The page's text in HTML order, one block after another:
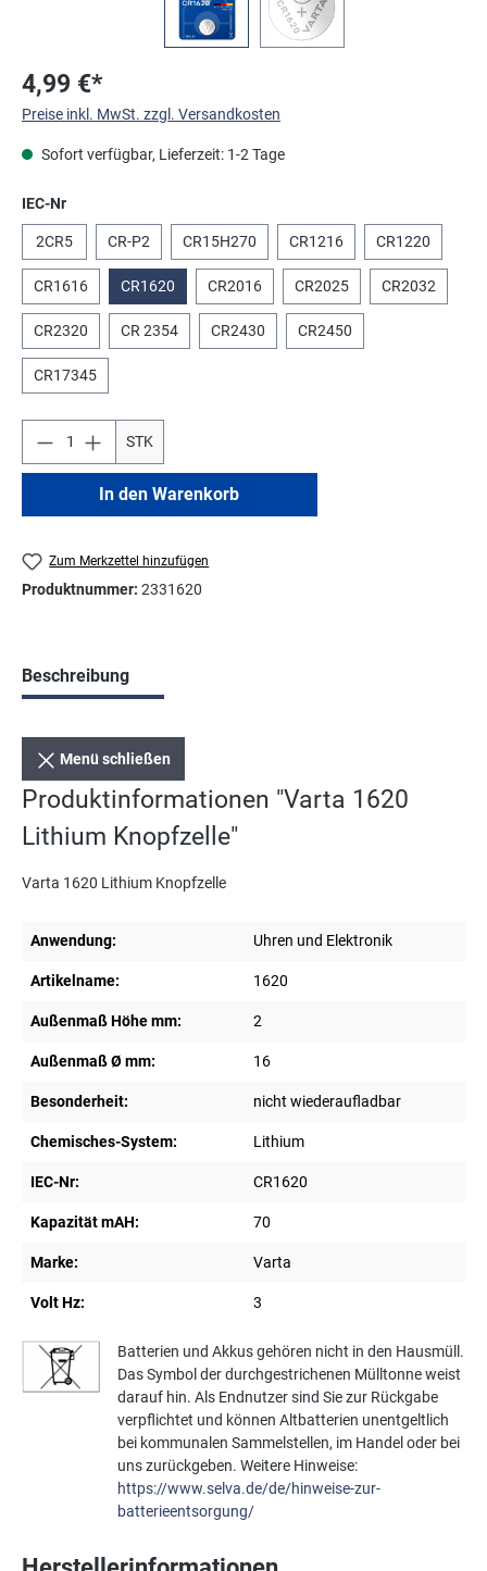
4,99 €*
Preise inkl. MwSt. zzgl. Versandkosten
Sofort verfügbar, Lieferzeit: 1-2 Tage
IEC-Nrauswählen
2CR5 CR-P2 CR15H270 CR1216 CR1220
CR1616 CR1620 CR2016 CR2025 CR2032
CR2320 CR 2354 CR2430 CR2450
CR17345
STK
In den Warenkorb
Zum Merkzettel hinzufügen
Produktnummer: 2331620
Beschreibung
Menü schließen
Produktinformationen "Varta 1620
Lithium Knopfzelle"
Varta 1620 Lithium Knopfzelle
Anwendung: Uhren und Elektronik
Artikelname: 1620
Außenmaß Höhe mm: 2
Außenmaß Ø mm: 16
Besonderheit: nicht wiederaufladbar
Chemisches-System: Lithium
IEC-Nr: CR1620
Kapazität mAH: 70
Marke: Varta
Volt Hz: 3
Batterien und Akkus gehören nicht in den Hausmüll.
Das Symbol der durchgestrichenen Mülltonne weist
darauf hin. Als Endnutzer sind Sie zur Rückgabe
verpflichtet und können Altbatterien unentgeltlich
bei kommunalen Sammelstellen, im Handel oder bei
uns zurückgeben. Weitere Hinweise:
https://www.selva.de/de/hinweise-zur-
batterieentsorgung/